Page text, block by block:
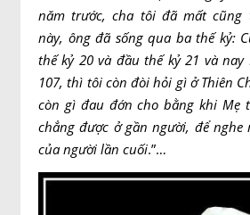
năm trước, cha tôi đã mất cũng
này, ông đã sống qua ba thế kỷ:
thế kỷ 20 và đầu thế kỷ 21 và
107, thì tôi còn đòi hỏi gì ở Thiên
còn gì đau đớn cho bằng khi Mẹ
chẳng được ở gần người, để
của người lần cuối.”…